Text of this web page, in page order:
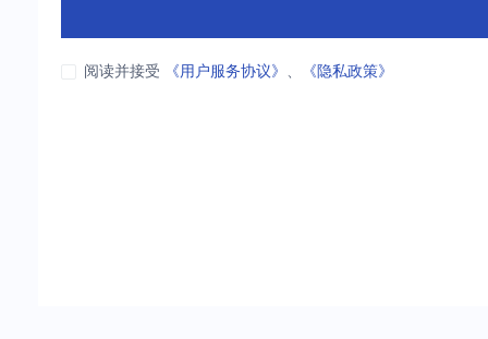
阅读并接受 《用户服务协议》 、 《隐私政策》